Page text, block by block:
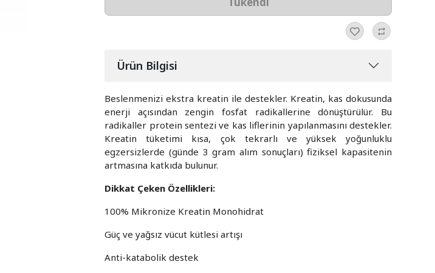
Ürün Bilgisi
Beslenmenizi ekstra kreatin ile destekler. Kreatin, kas dokusunda
enerji açısından zengin fosfat radikallerine dönüştürülür. Bu
radikaller protein sentezi ve kas liflerinin yapılanmasını destekler.
Kreatin tüketimi kısa, çok tekrarlı ve yüksek yoğunluklu
egzersizlerde (günde 3 gram alım sonuçları) fiziksel kapasitenin
artmasına katkıda bulunur.
Dikkat Çeken Özellikleri:
100% Mikronize Kreatin Monohidrat
Güç ve yağsız vücut kütlesi artışı
Anti-katabolik destek